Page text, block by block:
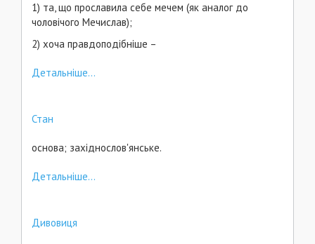
1) та, що прославила себе мечем (як аналог до
чоловічого Мечислав);
2) хоча правдоподібніше –
Детальніше...
Стан
основа; західнослов'янське.
Детальніше...
Дивовиця